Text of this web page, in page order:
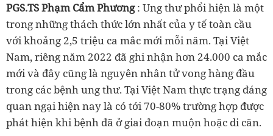
PGS.TS Phạm Cẩm Phương: Ung thư phổi hiện là một
trong những thách thức lớn nhất của y tế toàn cầu
với khoảng 2,5 triệu ca mắc mới mỗi năm. Tại Việt
Nam, riêng năm 2022 đã ghi nhận hơn 24.000 ca mắc
mới và đây cũng là nguyên nhân tử vong hàng đầu
trong các bệnh ung thư. Tại Việt Nam thực trạng đáng
quan ngại hiện nay là có tới 70-80% trường hợp được
phát hiện khi bệnh đã ở giai đoạn muộn hoặc di căn.